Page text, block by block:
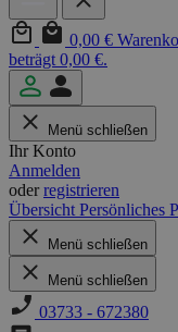
0,00 €
beträgt 0,00 €.
Menü schließen
Ihr Konto
Anmelden
oderregistrieren
Übersicht Persönliches
Menü schließen
Menü schließen
03733 - 672380